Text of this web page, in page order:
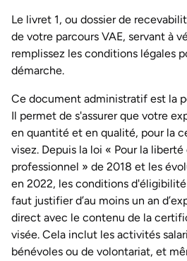
Le livret 1, ou dossier de
de votre parcours VAE, servant à
remplissez les conditions légales
démarche.
Ce document administratif est la
Il permet de s'assurer que votre
en quantité et en qualité, pour la
visez. Depuis la loi « Pour la
professionnel » de 2018 et les
en 2022, les conditions
faut justifier d’au moins un an
direct avec le contenu de la
visée. Cela inclut les activités
bénévoles ou de volontariat, et